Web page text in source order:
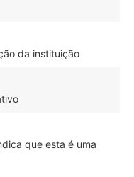
da instituição
que esta é uma